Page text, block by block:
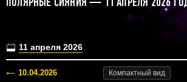
11 апреля 2026
10.04.2026 Компактный вид